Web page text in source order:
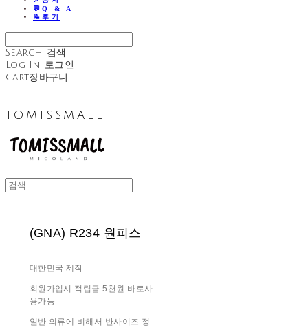
💬Q & A
📝후기
Search 검색
Log In 로그인
Cart장바구니
TOMISSMALL
(GNA) R234 원피스
대한민국 제작
회원가입시 적립금 5천원 바로사
용가능
일반 의류에 비해서 반사이즈 정